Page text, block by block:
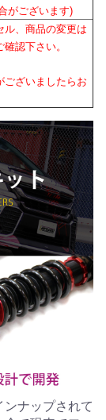
がございます)
ル、商品の変更は
認下さい。
ございましたらお
ナップされて